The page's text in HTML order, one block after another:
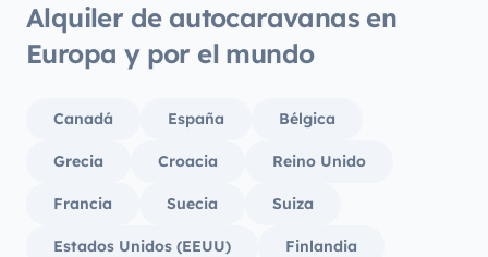
Alquiler de autocaravanas en
Europa y por el mundo
Canadá España Bélgica
Grecia Croacia Reino Unido
Francia Suecia Suiza
Estados Unidos (EEUU) Finlandia